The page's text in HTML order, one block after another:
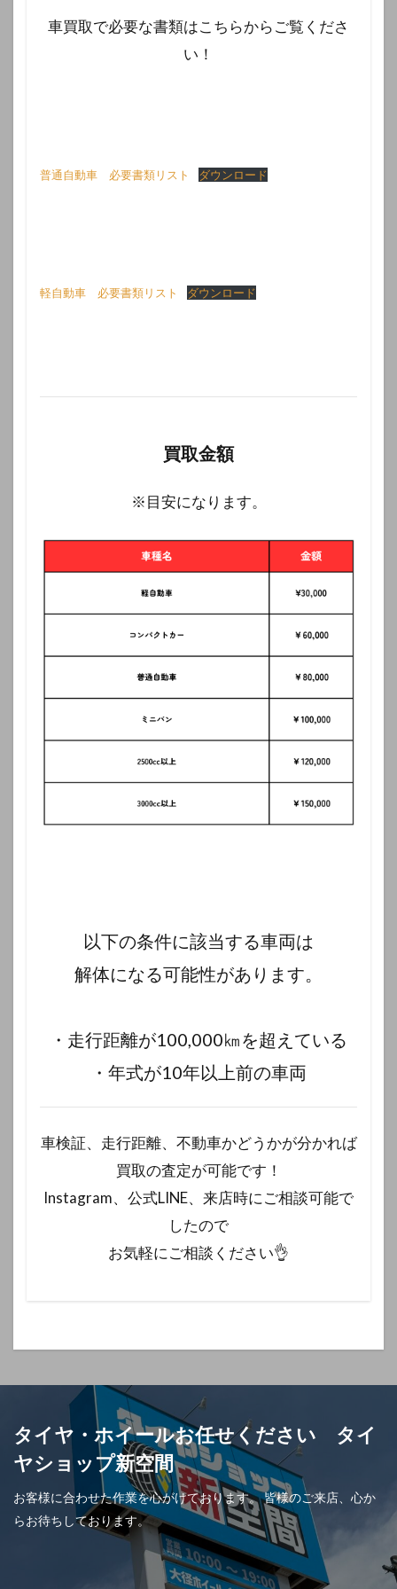
車買取で必要な書類はこちらからご覧くださ
い！
普通自動車 必要書類リスト ダウンロード
軽自動車 必要書類リスト ダウンロード
買取金額
※目安になります。
以下の条件に該当する車両は
解体になる可能性があります。
・走行距離が100,000㎞を超えている
・年式が10年以上前の車両
車検証、走行距離、不動車かどうかが分かれば
買取の査定が可能です！
Instagram、公式LINE、来店時にご相談可能で
したので
お気軽にご相談ください👌
タイヤ・ホイールお任せください タイ
ヤショップ新空間
お客様に合わせた作業を心がけております。 皆様のご来店、心か
らお待ちしております。